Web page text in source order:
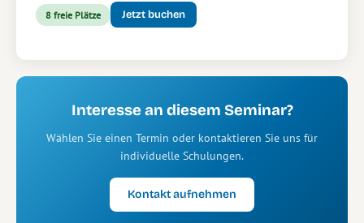
8 freie Plätze Jetzt buchen
Interesse an diesem Seminar?
Wählen Sie einen Termin oder kontaktieren Sie uns für
individuelle Schulungen.
Kontakt aufnehmen